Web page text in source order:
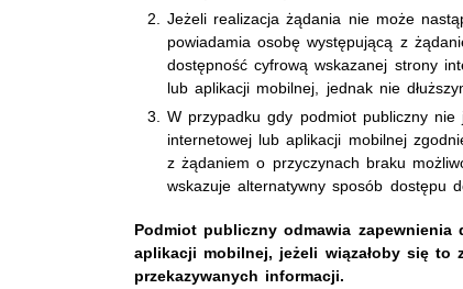
Jeżeli realizacja żądania nie może
powiadamia osobę występującą z
dostępność cyfrową wskazanej strony
lub aplikacji mobilnej, jednak nie
W przypadku gdy podmiot publiczny
internetowej lub aplikacji mobilnej
z żądaniem o przyczynach braku
wskazuje alternatywny sposób dostępu
Podmiot publiczny odmawia
aplikacji mobilnej, jeżeli wiązałoby się
przekazywanych informacji.